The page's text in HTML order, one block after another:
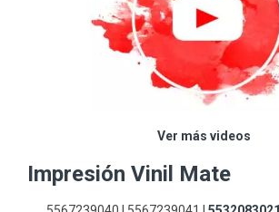
Ver más videos
Impresión Vinil Mate